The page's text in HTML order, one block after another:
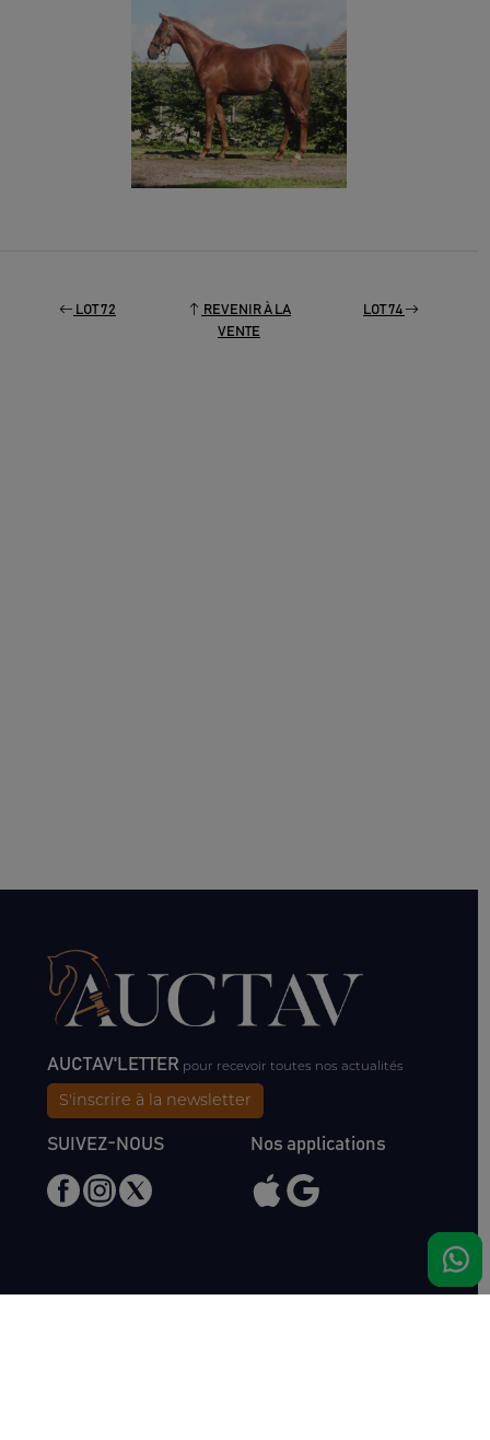
LOT 72
REVENIR À LA
VENTE
LOT 74
AUCTAV'LETTER pour recevoir toutes nos actualités
S'inscrire à la newsletter
SUIVEZ-NOUS Nos applications